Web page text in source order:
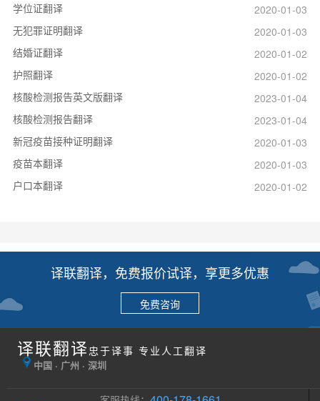
学位证翻译
2020-01-03
无犯罪证明翻译
2020-01-03
结婚证翻译
2020-01-02
护照翻译
2020-01-02
核酸检测报告英文版翻译
2023-01-04
核酸检测报告翻译
2023-01-04
新冠疫苗接种证明翻译
2020-01-03
疫苗本翻译
2020-01-03
户口本翻译
2020-01-02
译联翻译，免费报价试译，享更多优惠
免费咨询
译联翻译 忠于译事 专业人工翻译
中国 · 广州 · 深圳